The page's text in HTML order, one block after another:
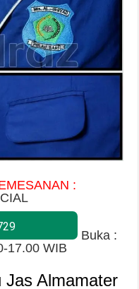
:
Buka :
17.00 WIB
Jas Almamater